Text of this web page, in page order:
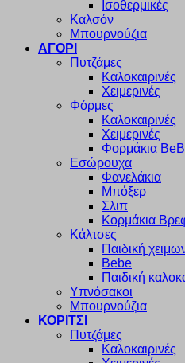
Ισοθερμικές
Καλσόν
Μπουρνούζια
ΑΓΟΡΙ
Πυτζάμες
Καλοκαιρινές
Χειμερινές
Φόρμες
Καλοκαιρινές
Χειμερινές
Φορμάκια
Εσώρουχα
Φανελάκια
Μπόξερ
Σλιπ
Κορμάκια
Κάλτσες
Παιδική
Bebe
Παιδική
Υπνόσακοι
Μπουρνούζια
ΚΟΡΙΤΣΙ
Πυτζάμες
Καλοκαιρινές